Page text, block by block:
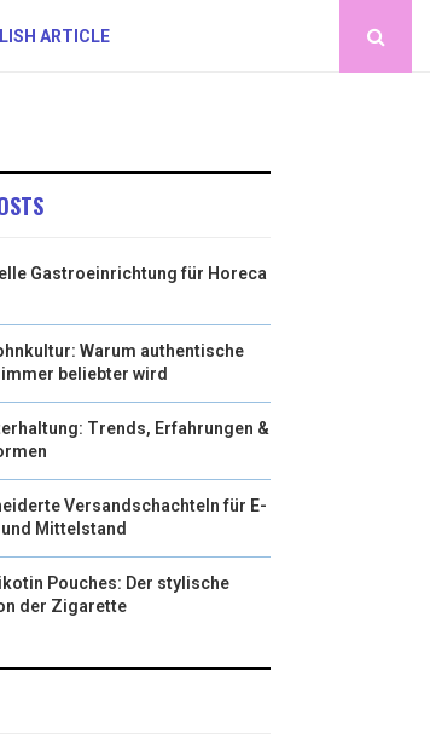
ARTICLE
Gastroeinrichtung für Horeca
Warum authentische
beliebter wird
Trends, Erfahrungen &
Versandschachteln für E-
Mittelstand
Pouches: Der stylische
der Zigarette